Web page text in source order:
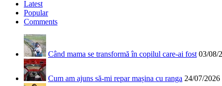
Latest
Popular
Comments
Când mama se transformă în copilul care-ai fost 03/08/
Cum am ajuns să-mi repar mașina cu ranga 24/07/2026